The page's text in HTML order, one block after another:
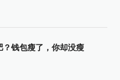
？钱包瘦了，你却没瘦